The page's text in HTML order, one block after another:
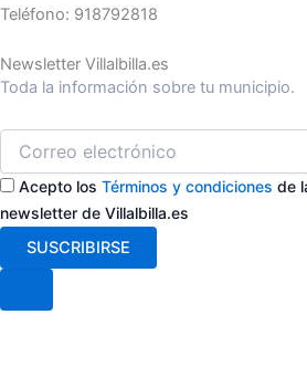
Teléfono: 918792818
Newsletter Villalbilla.es
Toda la información sobre tu municipio.
Acepto los Términos y condiciones de
newsletter de Villalbilla.es
SUSCRIBIRSE